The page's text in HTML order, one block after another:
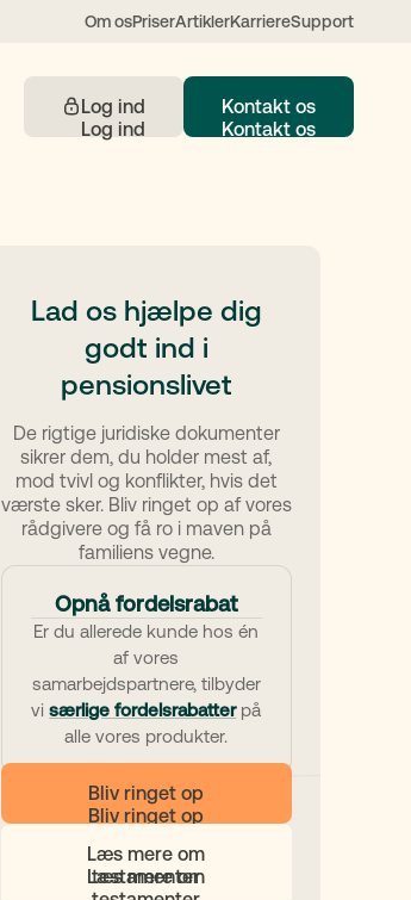
Om osPriserArtiklerKarriereSupport
Log ind Kontakt os
Lad os hjælpe dig
godt ind i
pensionslivet
De rigtige juridiske dokumenter
sikrer dem, du holder mest af,
mod tvivl og konflikter, hvis det
værste sker. Bliv ringet op af vores
rådgivere og få ro i maven på
familiens vegne.
Opnå fordelsrabat
Er du allerede kunde hos én
af vores
samarbejdspartnere, tilbyder
visærlige fordelsrabatterpå
alle vores produkter.
Bliv ringet op
Læs mere om
testamenter